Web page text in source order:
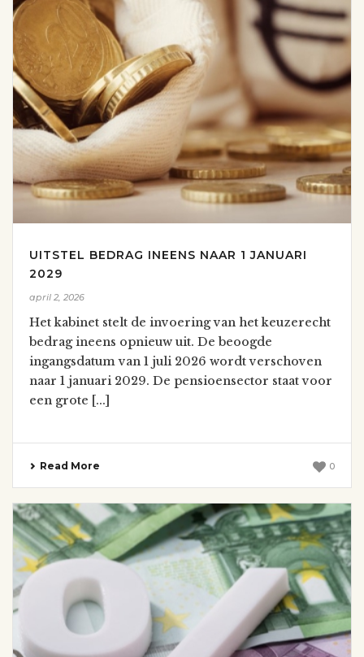
UITSTEL BEDRAG INEENS NAAR 1 JANUARI
2029
april 2, 2026
Het kabinet stelt de invoering van het keuzerecht
bedrag ineens opnieuw uit. De beoogde
ingangsdatum van 1 juli 2026 wordt verschoven
naar 1 januari 2029. De pensioensector staat voor
een grote [...]
Read More 0